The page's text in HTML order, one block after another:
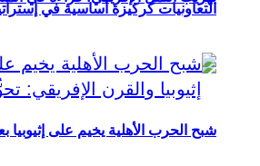
التعاونيات كركيزة أساسية في
شبح الحرب الأهلية يخيم على إثيوبيا